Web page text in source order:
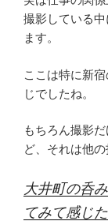
撮影している
ます。
ここは特に新
じでしたね。
もちろん撮影
ど、それは他
大井町の呑
てみて感じ